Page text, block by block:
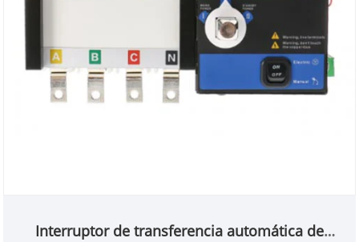
Interruptor de transferencia automática de